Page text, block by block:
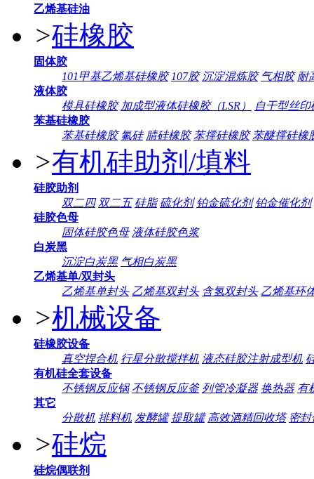
乙烯基硅油
>硅橡胶
固体胶
101甲基乙烯基硅橡胶 107胶 沉淀混炼胶 气相胶 耐
液体胶
模具硅橡胶 加成型液体硅橡胶（LSR）
自干型丝印
苯基硅橡胶
苯基硅橡胶 氟硅 腈硅橡胶 苯撑硅橡胶 苯醚撑硅橡
>有机硅助剂/填料
硅胶助剂
双二四 双二五 硅脂 硫化剂 铂金硫化剂 铂金催化剂
硅胶色母
固体硅胶色母 液体硅胶色浆
白炭黑
沉淀白炭黑 气相白炭黑
乙烯基单/双封头
乙烯基单封头 乙烯基双封头 含氢双封头 乙烯基环
>机械设备
硅橡胶设备
真空捏合机 行星分散搅拌机 液态硅胶注射成型机
有机硅全套设备
不锈钢反应锅 不锈钢反应釜 列管冷凝器 换热器 有
其它
分散机 排料机 发酵罐 提取罐 高效酒精回收塔 密封
>硅烷
硅烷偶联剂